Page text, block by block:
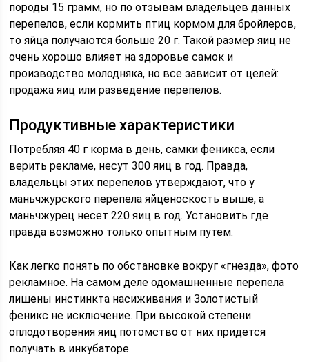
породы 15 грамм, но по отзывам владельцев данных
перепелов, если кормить птиц кормом для бройлеров,
то яйца получаются больше 20 г. Такой размер яиц не
очень хорошо влияет на здоровье самок и
производство молодняка, но все зависит от целей:
продажа яиц или разведение перепелов.
Продуктивные характеристики
Потребляя 40 г корма в день, самки феникса, если
верить рекламе, несут 300 яиц в год. Правда,
владельцы этих перепелов утверждают, что у
маньчжурского перепела яйценоскость выше, а
маньчжурец несет 220 яиц в год. Установить где
правда возможно только опытным путем.
Как легко понять по обстановке вокруг «гнезда», фото
рекламное. На самом деле одомашненные перепела
лишены инстинкта насиживания и Золотистый
феникс не исключение. При высокой степени
оплодотворения яиц потомство от них придется
получать в инкубаторе.